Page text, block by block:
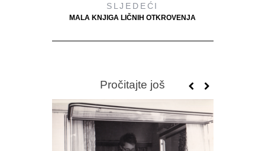
SLJEDEĆI
MALA KNJIGA LIČNIH OTKROVENJA
Pročitajte još